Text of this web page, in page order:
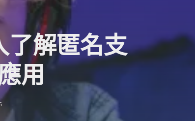
了解匿名支
用